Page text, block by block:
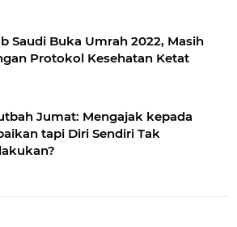
Saudi Buka Umrah 2022, Masih
Protokol Kesehatan Ketat
Jumat: Mengajak kepada
tapi Diri Sendiri Tak